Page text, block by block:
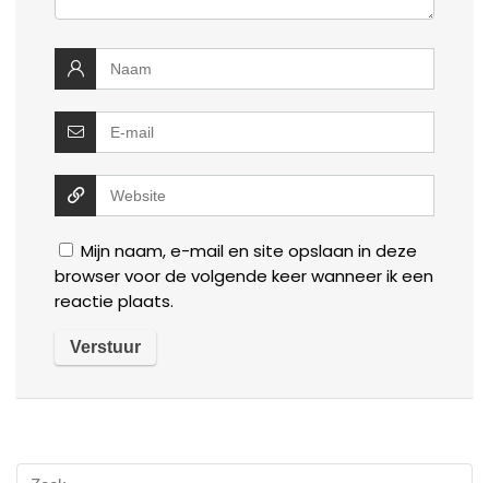
Mijn naam, e-mail en site opslaan in deze
browser voor de volgende keer wanneer ik een
reactie plaats.